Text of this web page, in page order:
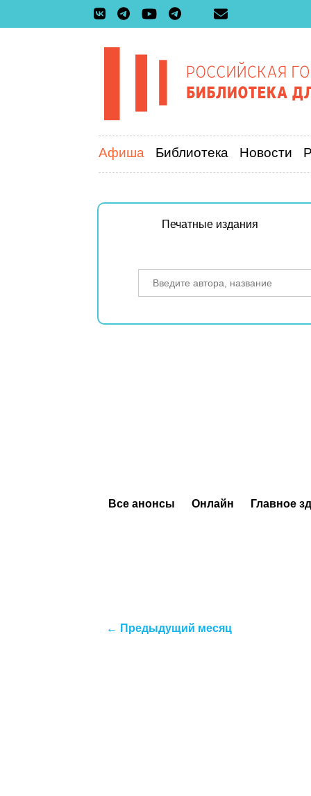
Афиша Библиотека Новости
Печатные издания
Все анонсы Онлайн Главное
← Предыдущий месяц